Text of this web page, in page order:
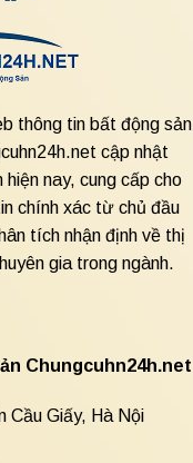
thông tin bất động sản
cập nhật
nay, cung cấp cho
chính xác từ chủ đầu
tích nhận định về thị
gia trong ngành.
Chungcuhn24h.net
Cầu Giấy, Hà Nội